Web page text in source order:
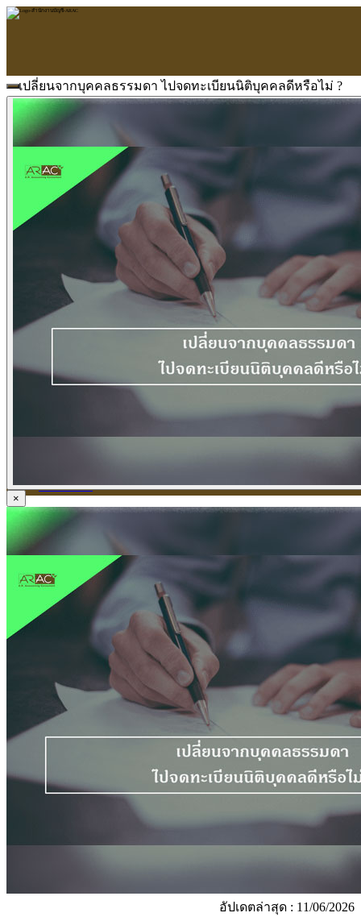
หน้าแรก
ARAC
ข้อมูลบริษัท
บริการ
บริการด้านใบอนุญาต
รับจัดทำบัญชี
ตรวจสอบบัญชี
บริการวางระบบบัญชี
ที่ปรึกษาวางแผนภาษีอากร
จัดทำเงินเดือน
ข่าวภาษี
ติดต่อเรา
เปลี่ยนจากบุคคลธรรมดา ไปจดทะเบียนนิติบุคคลดีหรือไม่ ?
×
อัปเดตล่าสุด : 11/06/2026